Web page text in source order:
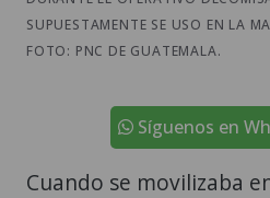
SUPUESTAMENTE SE USO EN LA
FOTO: PNC DE GUATEMALA.
Síguenos en
Cuando se movilizaba